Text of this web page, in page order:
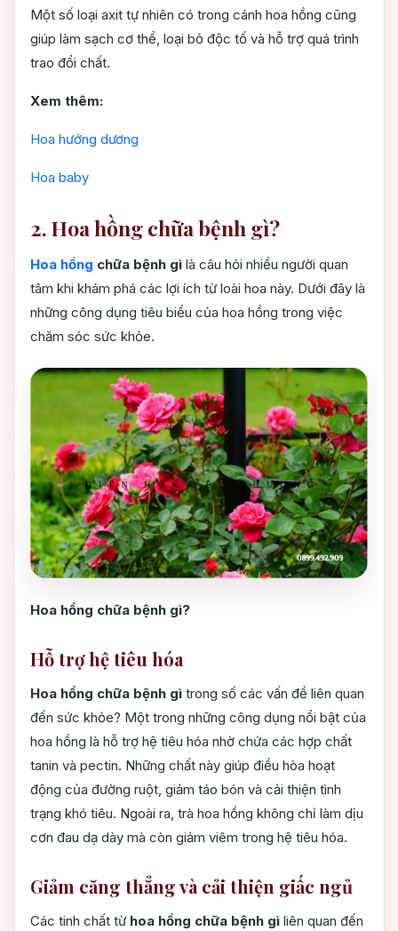
Một số loại axit tự nhiên có trong cánh hoa hồng cũng
giúp làm sạch cơ thể, loại bỏ độc tố và hỗ trợ quá trình
trao đổi chất.
Xem thêm:
Hoa hướng dương
Hoa baby
2. Hoa hồng chữa bệnh gì?
Hoa hồng chữa bệnh gì là câu hỏi nhiều người quan
tâm khi khám phá các lợi ích từ loài hoa này. Dưới đây là
những công dụng tiêu biểu của hoa hồng trong việc
chăm sóc sức khỏe.
Hoa hồng chữa bệnh gì?
Hỗ trợ hệ tiêu hóa
Hoa hồng chữa bệnh gì trong số các vấn đề liên quan
đến sức khỏe? Một trong những công dụng nổi bật của
hoa hồng là hỗ trợ hệ tiêu hóa nhờ chứa các hợp chất
tanin và pectin. Những chất này giúp điều hòa hoạt
động của đường ruột, giảm táo bón và cải thiện tình
trạng khó tiêu. Ngoài ra, trà hoa hồng không chỉ làm dịu
cơn đau dạ dày mà còn giảm viêm trong hệ tiêu hóa.
Giảm căng thẳng và cải thiện giấc ngủ
Các tinh chất từ hoa hồng chữa bệnh gì liên quan đến